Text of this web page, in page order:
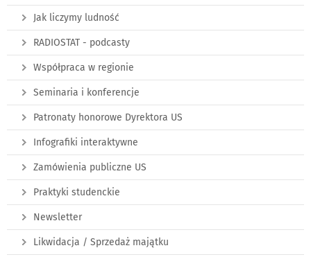
Jak liczymy ludność
RADIOSTAT - podcasty
Współpraca w regionie
Seminaria i konferencje
Patronaty honorowe Dyrektora US
Infografiki interaktywne
Zamówienia publiczne US
Praktyki studenckie
Newsletter
Likwidacja / Sprzedaż majątku